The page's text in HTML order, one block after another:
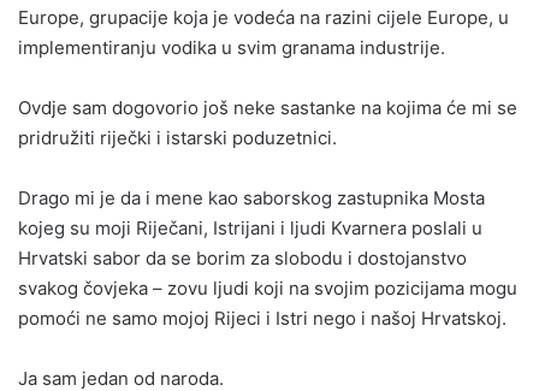
Europe, grupacije koja je vodeća na razini cijele Europe, u
implementiranju vodika u svim granama industrije.
Ovdje sam dogovorio još neke sastanke na kojima će mi se
pridružiti riječki i istarski poduzetnici.
Drago mi je da i mene kao saborskog zastupnika Mosta
kojeg su moji Riječani, Istrijani i ljudi Kvarnera poslali u
Hrvatski sabor da se borim za slobodu i dostojanstvo
svakog čovjeka – zovu ljudi koji na svojim pozicijama mogu
pomoći ne samo mojoj Rijeci i Istri nego i našoj Hrvatskoj.
Ja sam jedan od naroda.